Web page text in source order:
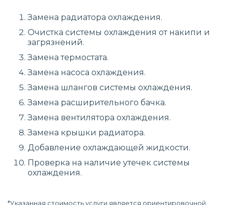
Замена радиатора охлаждения.
Очистка системы охлаждения от накипи и
загрязнений.
Замена термостата.
Замена насоса охлаждения.
Замена шлангов системы охлаждения.
Замена расширительного бачка.
Замена вентилятора охлаждения.
Замена крышки радиатора.
Добавление охлаждающей жидкости.
Проверка на наличие утечек системы
охлаждения.
*Указанная стоимость услуги является ориентировочной